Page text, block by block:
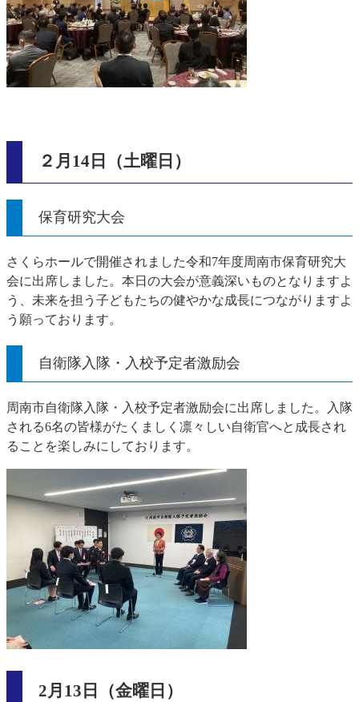
２月14日（土曜日）
保育研究大会
さくらホールで開催されました令和7年度周南市保育研究大
会に出席しました。本日の大会が意義深いものとなりますよ
う、未来を担う子どもたちの健やかな成長につながりますよ
う願っております。
自衛隊入隊・入校予定者激励会
周南市自衛隊入隊・入校予定者激励会に出席しました。入隊
される6名の皆様がたくましく凛々しい自衛官へと成長され
ることを楽しみにしております。
2月13日（金曜日）